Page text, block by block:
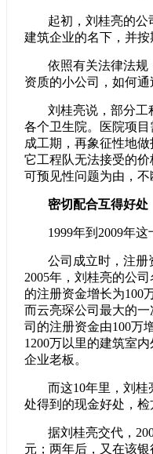
起初，刘桂亮的
建筑企业的名下，并按
依照有关法律法规
资质的小公司，如何通
刘桂亮说，部分工
各个卫生院。医院项
成工期，再象征性地
它工程队无法接受的
可预见性问题为由，不
密切配合互得好处
1999年到2009年
公司成立时，注册
2005年，刘桂亮的公
的注册资金增长为100
而云亮琛公司最大的
司的注册资金由100万
1200万以里的建筑室
企业老板。
而这10年里，刘
处得到的现金好处，检
据刘桂亮交代，
元；两年后，又在该